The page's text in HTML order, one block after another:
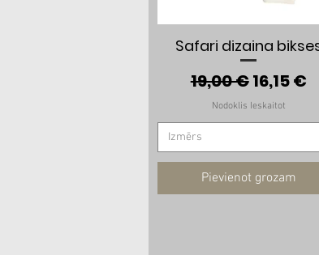
Ātrais skats
Safari dizaina
Parastā cena
19,00 €16,15 €
Nodoklis Ieskaitot
Izmērs
Pievienot grozam